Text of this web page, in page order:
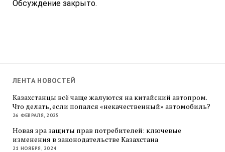
Обсуждение закрыто.
ЛЕНТА НОВОСТЕЙ
Казахстанцы всё чаще жалуются на китайский автопром.
Что делать, если попался «некачественный» автомобиль?
26 ФЕВРАЛЯ, 2025
Новая эра защиты прав потребителей: ключевые
изменения в законодательстве Казахстана
21 НОЯБРЯ, 2024